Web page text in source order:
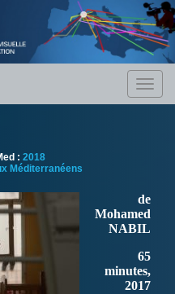
: 2018
Méditerranéens
de
Mohamed
NABIL
65
minutes,
2017